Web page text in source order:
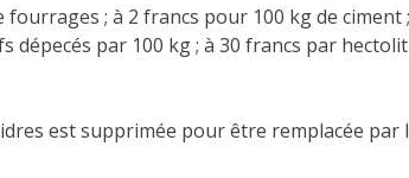
fourrages ; à 2 francs pour 100 kg de ciment
par 100 kg ; à 30 francs par
est supprimée pour être remplacée par